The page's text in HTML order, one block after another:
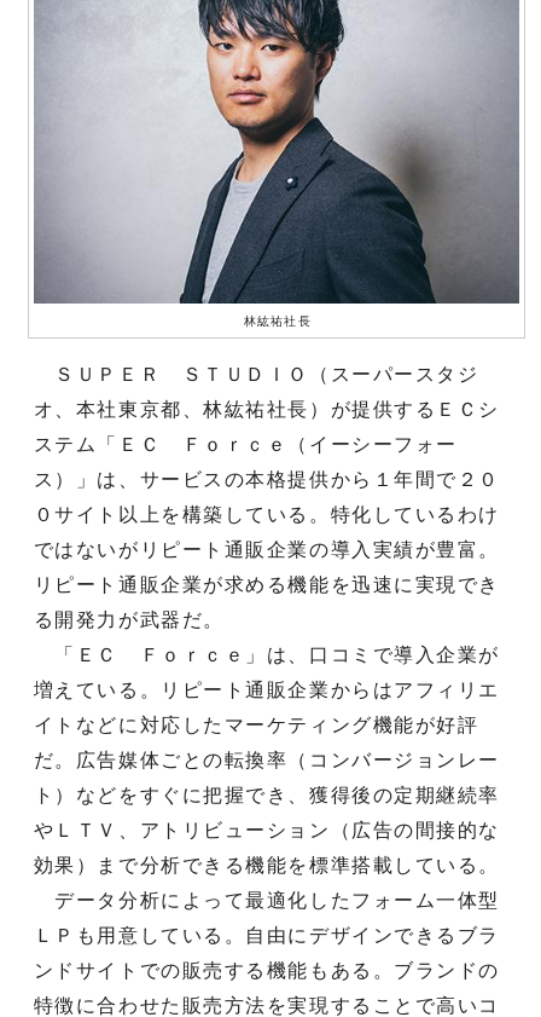
林紘祐社長
ＳＵＰＥＲ ＳＴＵＤＩＯ（スーパースタジ
オ、本社東京都、林紘祐社長）が提供するＥＣシ
ステム「ＥＣ Ｆｏｒｃｅ（イーシーフォー
ス）」は、サービスの本格提供から１年間で２０
０サイト以上を構築している。特化しているわけ
ではないがリピート通販企業の導入実績が豊富。
リピート通販企業が求める機能を迅速に実現でき
る開発力が武器だ。
「ＥＣ Ｆｏｒｃｅ」は、口コミで導入企業が
増えている。リピート通販企業からはアフィリエ
イトなどに対応したマーケティング機能が好評
だ。広告媒体ごとの転換率（コンバージョンレー
ト）などをすぐに把握でき、獲得後の定期継続率
やＬＴＶ、アトリビューション（広告の間接的な
効果）まで分析できる機能を標準搭載している。
データ分析によって最適化したフォーム一体型
ＬＰも用意している。自由にデザインできるブラ
ンドサイトでの販売する機能もある。ブランドの
特徴に合わせた販売方法を実現することで高いコ